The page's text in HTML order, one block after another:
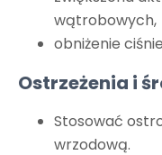
wątrobowych,
obniżenie
Ostrzeżenia i
Stosować
wrzodową.